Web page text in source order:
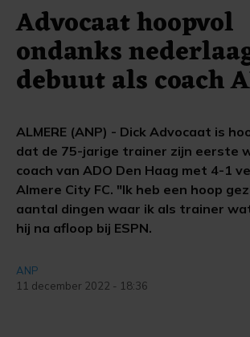
Advocaat hoopvol
ondanks
debuut als coach
ALMERE (ANP) - Dick Advocaat is
dat de 75-jarige trainer zijn eerste
coach van ADO Den Haag met 4-1
Almere City FC. "Ik heb een hoop
aantal dingen waar ik als trainer
hij na afloop bij ESPN.
ANP
11 december 2022 - 18:36